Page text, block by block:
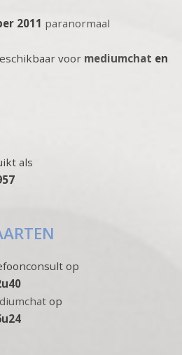
2011 paranormaal
voor mediumchat en
als
op
op